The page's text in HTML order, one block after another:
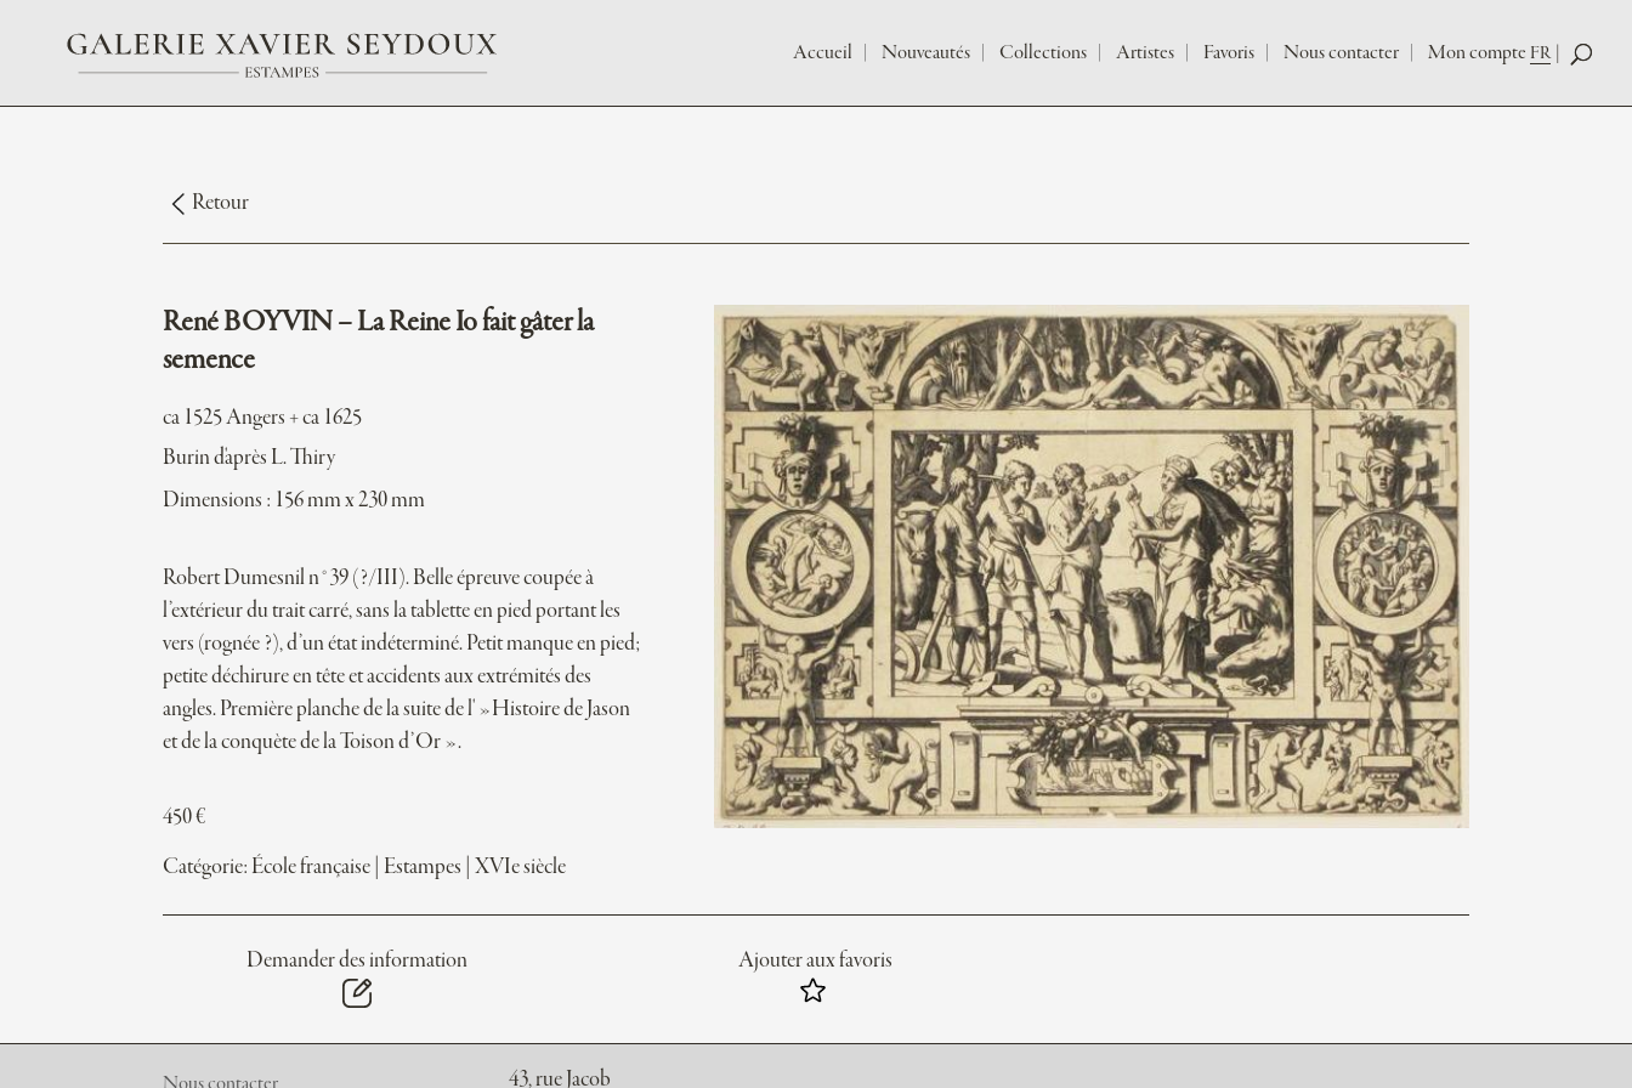
Accueil Nouveautés Collections Artistes Favoris Nous contacter Mon compte FR
Retour
René BOYVIN – La Reine Io fait gâter la
semence
ca 1525 Angers + ca 1625
Burin d'après L. Thiry
Dimensions : 156 mm x 230 mm
Robert Dumesnil n°39 (?/III). Belle épreuve coupée à
l’extérieur du trait carré, sans la tablette en pied portant les
vers (rognée ?), d’un état indéterminé. Petit manque en pied;
petite déchirure en tête et accidents aux extrémités des
angles. Première planche de la suite de l' »Histoire de Jason
et de la conquète de la Toison d’Or ».
450€
Catégorie: École française Estampes |XVIe siècle
Demander des information Ajouter aux favoris
43, rue Jacob